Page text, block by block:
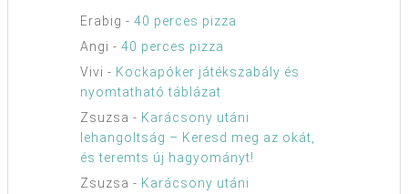
Erabig - 40 perces pizza
Angi - 40 perces pizza
Vivi - Kockapóker játékszabály és
nyomtatható táblázat
Zsuzsa - Karácsony utáni
lehangoltság – Keresd meg az okát,
és teremts új hagyományt!
Zsuzsa - Karácsony utáni